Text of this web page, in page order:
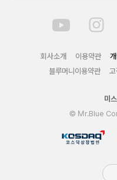
회사소개 이용약관
블루머니이용약관
고
미
© Mr.Blue